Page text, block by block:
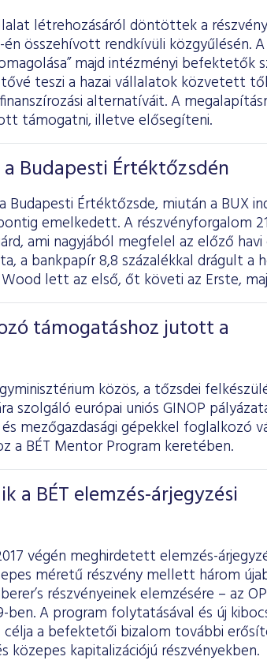
létrehozásáról döntöttek a
összehívott rendkívüli közgyűlésén.
majd intézményi befektetők
teszi a hazai vállalatok közvetett
alternatíváit. A
támogatni, illetve elősegíteni.
Budapesti Értéktőzsdén
Értéktőzsde, miután a BUX
emelkedett. A részvényforgalom
ami nagyjából megfelel az előző
a bankpapír 8,8 százalékkal drágult a
lett az első, őt követi az Erste,
támogatáshoz jutott a
közös, a tőzsdei
szolgáló európai uniós GINOP
mezőgazdasági gépekkel foglalkozó
a BÉT Mentor Program keretében.
BÉT elemzés-árjegyzési
végén meghirdetett elemzés-
méretű részvény mellett három
részvényeinek elemzésére – az
ben. A program folytatásával és új
a befektetői bizalom további
közepes kapitalizációjú részvényekben.